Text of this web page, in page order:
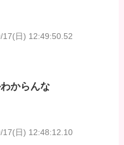
17(日) 12:49:50.52
からんな
17(日) 12:48:12.10